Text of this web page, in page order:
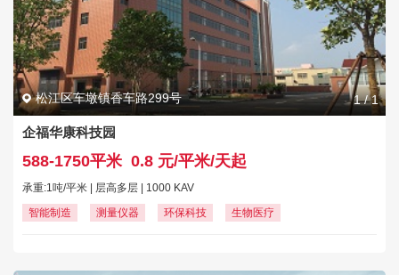
松江区车墩镇香车路299号 1/1
企福华康科技园
588-1750平米 0.8 元/平米/天起
承重:1吨/平米 | 层高多层 | 1000 KAV
智能制造
测量仪器 环保科技 生物医疗